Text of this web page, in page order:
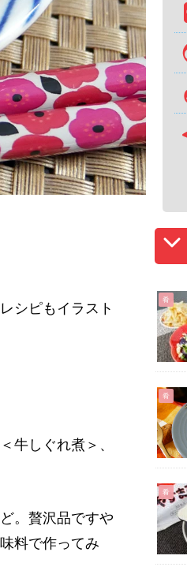
シピもイラスト
牛しぐれ煮＞、
。贅沢品ですや
料で作ってみ
肴
肴
肴